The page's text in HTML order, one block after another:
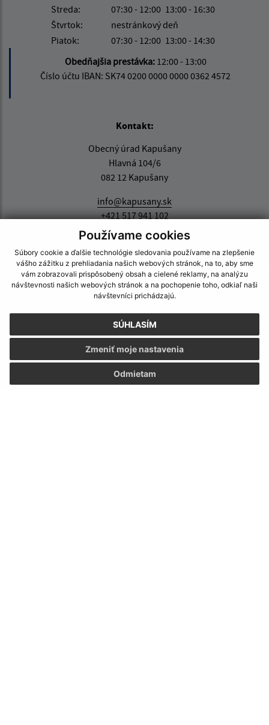
Používame cookies
Súbory cookie a ďalšie technológie sledovania používame na zlepšenie
vášho zážitku z prehliadania našich webových stránok, na to, aby sme
vám zobrazovali prispôsobený obsah a cielené reklamy, na analýzu
návštevnosti našich webových stránok a na pochopenie toho, odkiaľ naši
návštevníci prichádzajú.
SÚHLASÍM
Odmietam
Zmeniť moje nastavenia
Streda:
07:30 - 12:00 13:00 - 16:30
Štvrtok:
nestránkový deň
Piatok:
07:30 - 12:00 13:00 - 14:30
Obedňajšia prestávka: 12:00 - 13:00
Číslo účtu IBAN: SK74 0200 0000 0000 0362 4572
Kontakt:
Obecný úrad Kapušany
Hlavná 104/6
082 12 Kapušany
info@kapusany.sk
+421 517 941 102
IČO: 00327239